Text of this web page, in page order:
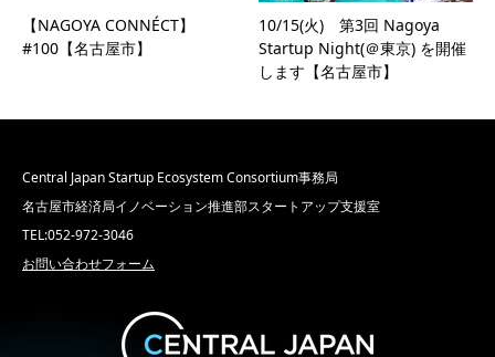
【NAGOYA CONNÉCT】
#100【名古屋市】
10/15(火) 第3回 Nagoya
Startup Night(＠東京) を開催
します【名古屋市】
Central Japan Startup Ecosystem Consortium事務局
名古屋市経済局イノベーション推進部スタートアップ支援室
TEL:052-972-3046
お問い合わせフォーム